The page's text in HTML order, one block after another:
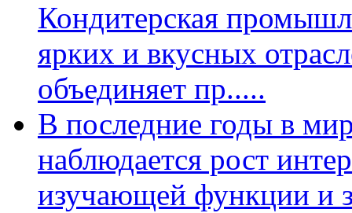
Кондитерская
ярких и вкусных
объединяет пр.....
В последние годы в
наблюдается рост
изучающей функции и